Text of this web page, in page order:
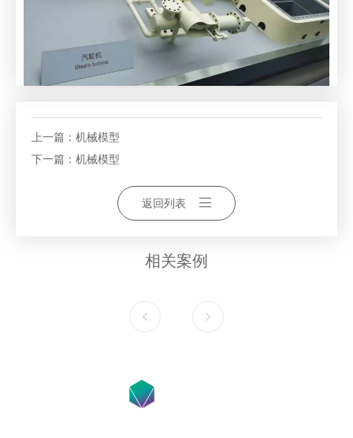
上一篇： 机械模型
下一篇： 机械模型
返回列表
相关案例